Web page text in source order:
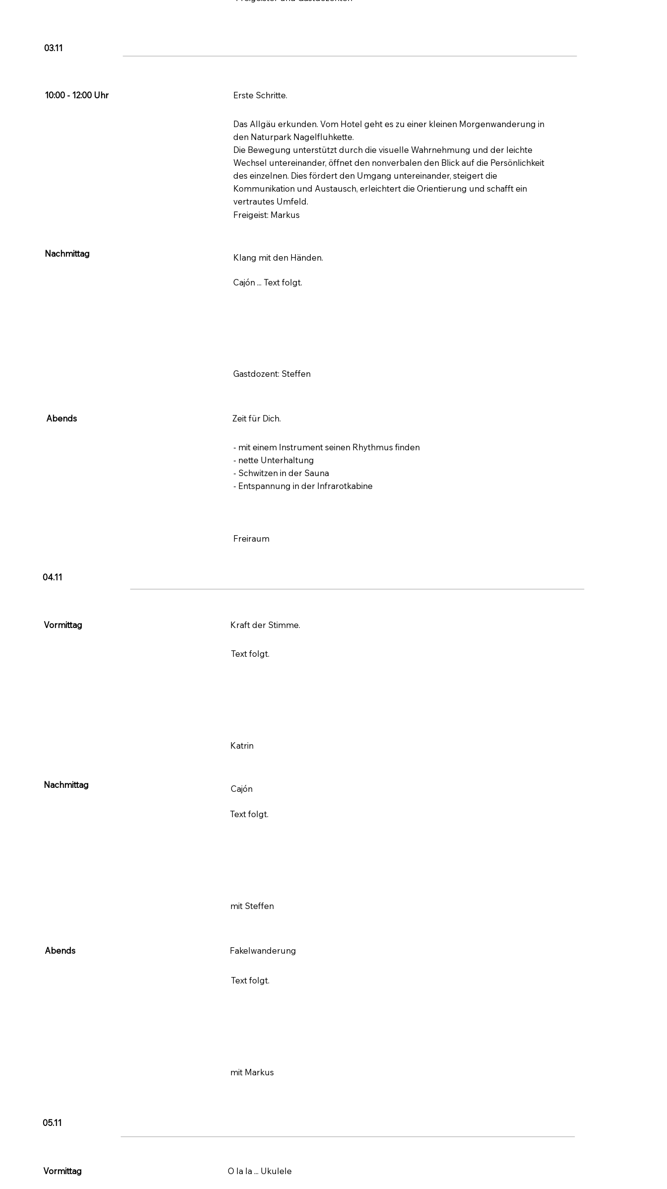
03.11
10:00 - 12:00 Uhr
Nachmittag
Abends
04.11
Vormittag
Nachmittag
Abends
05.11
Vormittag
Erste Schritte.
Das Allgäu erkunden. Vom Hotel geht es zu einer kleinen Morgenwanderung in
den Naturpark Nagelfluhkette.
Die Bewegung unterstützt durch die visuelle Wahrnehmung und der leichte
Wechsel untereinander, öffnet den nonverbalen den Blick auf die Persönlichkeit
des einzelnen. Dies fördert den Umgang untereinander, steigert die
Kommunikation und Austausch, erleichtert die Orientierung und schafft ein
vertrautes Umfeld.
Freigeist: Markus
Cajón ... Text folgt.
Gastdozent: Steffen
Zeit für Dich.
- mit einem Instrument seinen Rhythmus finden
- nette Unterhaltung
- Schwitzen in der Sauna
- Entspannung in der Infrarotkabine
Freiraum
Kraft der Stimme.
Text folgt.
Katrin
Cajón
Text folgt.​
mit Steffen
Fakelwanderung
Text folgt.
mit Markus
O la la ... Ukulele
Klang mit den Händen.